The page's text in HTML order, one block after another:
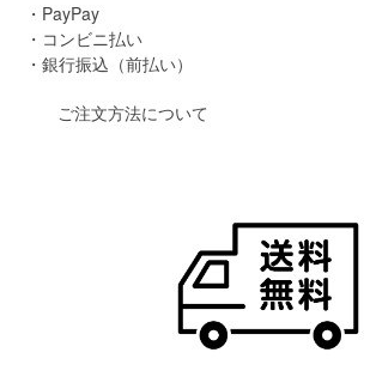
・PayPay
・コンビニ払い
・銀行振込（前払い）
ご注文方法について